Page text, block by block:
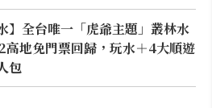
】全台唯一「虎爺主題」叢林水
高地免門票回歸，玩水＋4大順遊
包